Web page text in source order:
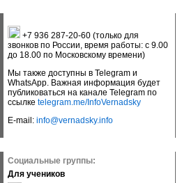
+7 936 287-20-60 (только для
звонков по России, время работы: с 9.00
до 18.00 по Московскому времени)
Мы также доступны в Telegram и
WhatsApp. Важная информация будет
публиковаться на канале Telegram по
ссылке telegram.me/InfoVernadsky
E-mail: info@vernadsky.info
Социальные группы:
Для учеников